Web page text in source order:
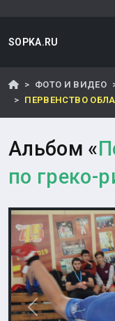
SOPKA.RU
ФОТО И ВИДЕО
ПЕРВЕНСТВО
Альбом «
по греко-
Назад